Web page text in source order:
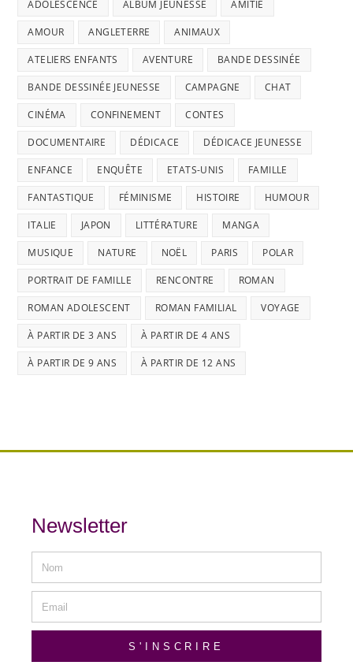
ADOLESCENCE ALBUM JEUNESSE AMITIÉ
AMOUR ANGLETERRE ANIMAUX
ATELIERS ENFANTS AVENTURE BANDE DESSINÉE
BANDE DESSINÉE JEUNESSE CAMPAGNE CHAT
CINÉMA CONFINEMENT CONTES
DOCUMENTAIRE DÉDICACE DÉDICACE JEUNESSE
ENFANCE ENQUÊTE ETATS-UNIS FAMILLE
FANTASTIQUE FÉMINISME HISTOIRE HUMOUR
ITALIE JAPON LITTÉRATURE MANGA
MUSIQUE NATURE NOËL PARIS POLAR
PORTRAIT DE FAMILLE RENCONTRE ROMAN
ROMAN ADOLESCENT ROMAN FAMILIAL VOYAGE
À PARTIR DE 3 ANS À PARTIR DE 4 ANS
À PARTIR DE 9 ANS À PARTIR DE 12 ANS
Newsletter
S'INSCRIRE